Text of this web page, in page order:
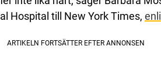
Hospital till New York Times,